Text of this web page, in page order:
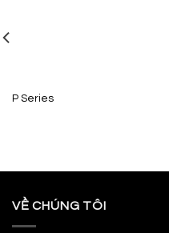
P Series
VỀ CHÚNG TÔI